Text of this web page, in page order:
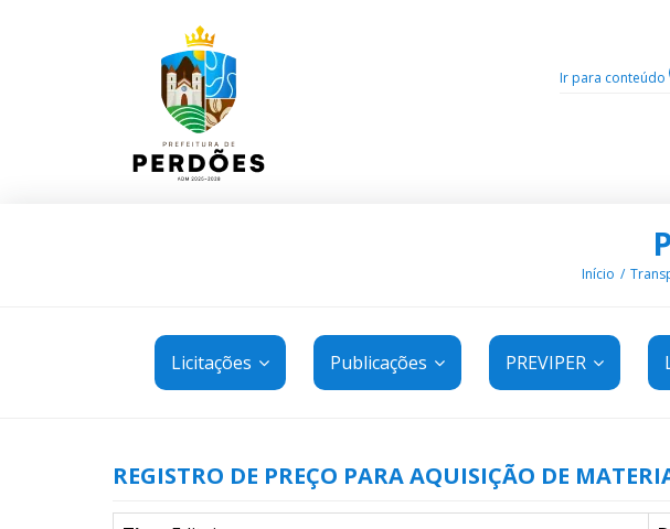
Ir para conteúdo
Início
Licitações Publicações PREVIPER
REGISTRO DE PREÇO PARA AQUISIÇÃO DE